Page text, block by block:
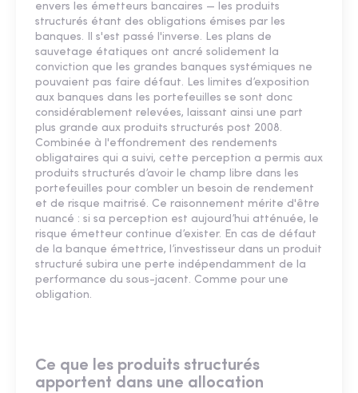
envers les émetteurs bancaires — les produits
structurés étant des obligations émises par les
banques. Il s'est passé l'inverse. Les plans de
sauvetage étatiques ont ancré solidement la
conviction que les grandes banques systémiques ne
pouvaient pas faire défaut. Les limites d’exposition
aux banques dans les portefeuilles se sont donc
considérablement relevées, laissant ainsi une part
plus grande aux produits structurés post 2008.
Combinée à l'effondrement des rendements
obligataires qui a suivi, cette perception a permis aux
produits structurés d’avoir le champ libre dans les
portefeuilles pour combler un besoin de rendement
et de risque maitrisé. Ce raisonnement mérite d'être
nuancé : si sa perception est aujourd’hui atténuée, le
risque émetteur continue d’exister. En cas de défaut
de la banque émettrice, l’investisseur dans un produit
structuré subira une perte indépendamment de la
performance du sous-jacent. Comme pour une
obligation.
Ce que les produits structurés
apportent dans une allocation